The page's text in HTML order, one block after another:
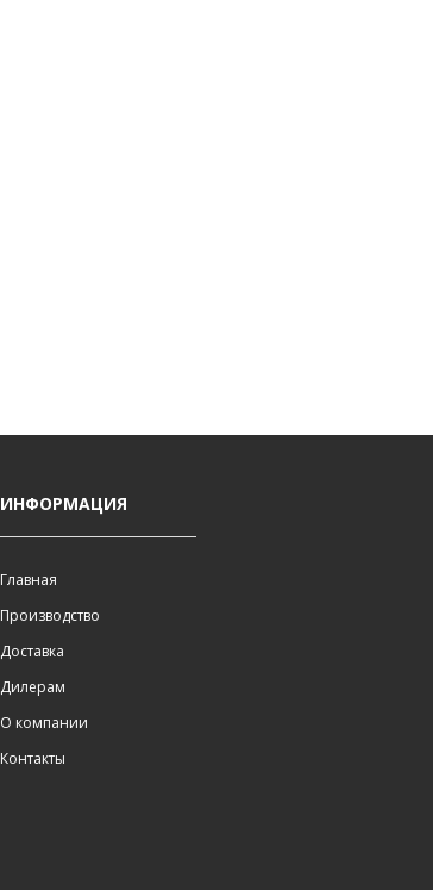
ИНФОРМАЦИЯ
Главная
Производство
Доставка
Дилерам
О компании
Контакты